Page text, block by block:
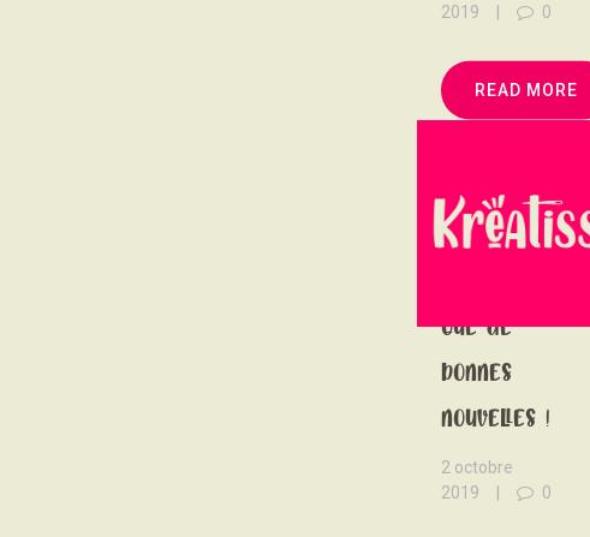
2019
0
READ MORE
Que de
bonnes
nouvelles !
2 octobre
2019
0